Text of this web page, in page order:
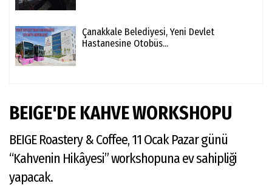
Çanakkale Belediyesi, Yeni Devlet
Hastanesine Otobüs...
BEIGE'DE KAHVE WORKSHOPU
BEIGE Roastery & Coffee, 11 Ocak Pazar günü
“Kahvenin Hikâyesi” workshopuna ev sahipliği
yapacak.